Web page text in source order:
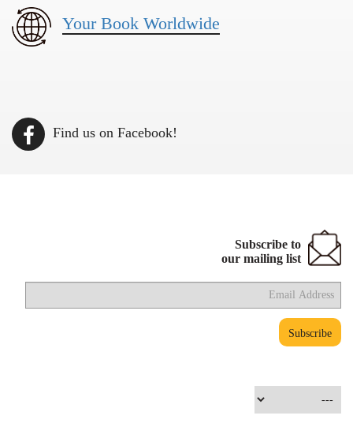
Your Book Worldwide
Find us on Facebook!
Subscribe to
our mailing list